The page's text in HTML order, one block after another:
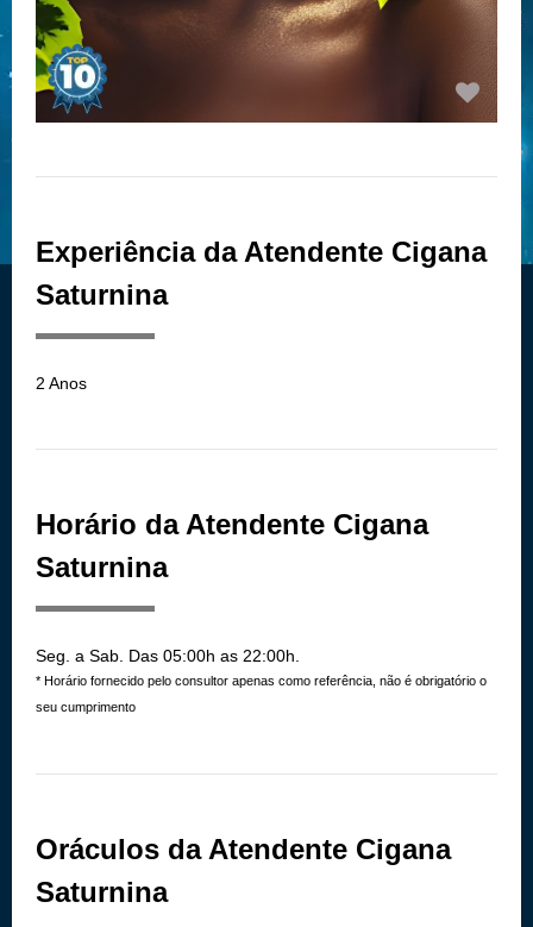
Experiência da Atendente Cigana
Saturnina
2 Anos
Horário da Atendente Cigana
Saturnina
Seg. a Sab. Das 05:00h as 22:00h.
* Horário fornecido pelo consultor apenas como referência, não é obrigatório o
seu cumprimento
Oráculos da Atendente Cigana
Saturnina